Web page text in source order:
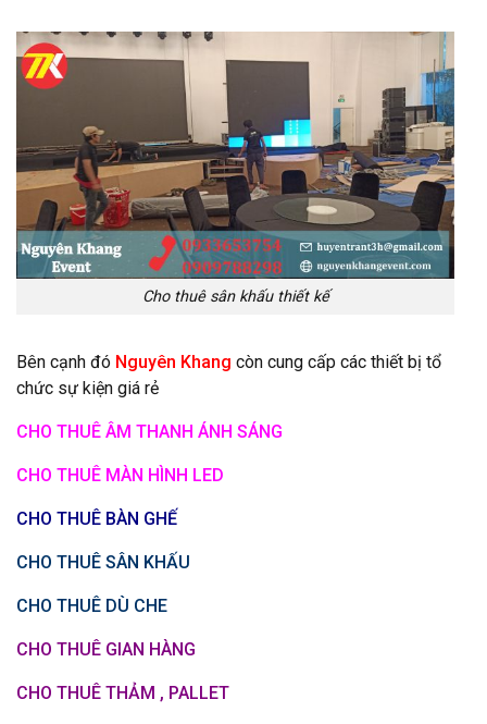
Cho thuê sân khấu thiết kế
Bên cạnh đó Nguyên Khang còn cung cấp các thiết bị tổ
chức sự kiện giá rẻ
CHO THUÊ ÂM THANH ÁNH SÁNG
CHO THUÊ MÀN HÌNH LED
CHO THUÊ BÀN GHẾ
CHO THUÊ SÂN KHẤU
CHO THUÊ DÙ CHE
CHO THUÊ GIAN HÀNG
CHO THUÊ THẢM , PALLET